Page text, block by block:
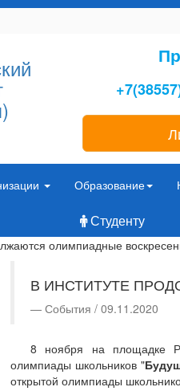
Образование
Студенту
олимпиадные
В ИНСТИТУТЕ
События / 09.11.2020
8 ноября на площадке
олимпиады школьников "
открытой олимпиады